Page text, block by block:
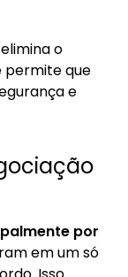
o
permite que
e
por
em um só